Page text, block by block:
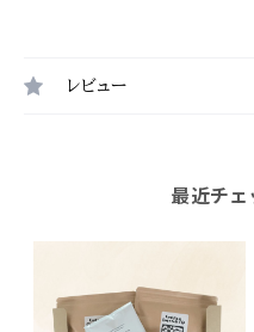
レビュー
最近チェ